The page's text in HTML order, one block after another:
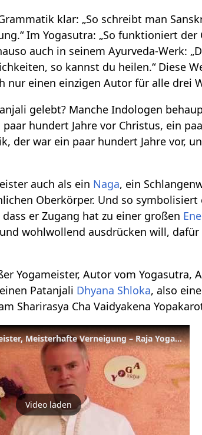
klar: „So schreibt man
Im Yogasutra: „So funktioniert
auch in seinem Ayurveda-Werk:
so kannst du heilen.“ Diese
nur einen einzigen Autor für alle drei
gelebt? Manche Indologen
hundert Jahre vor Christus, ein
der war ein paar hundert Jahre vor,
auch als ein Naga, ein
Oberkörper. Und so symbolisiert
er Zugang hat zu einer großen
wohlwollend ausdrücken will,
Yogameister, Autor vom
Patanjali Dhyana Shloka, also
Sharirasya Cha Vaidyakena
Patanjali - Grosser Meister, Meisterhafte Verneigung – Raja Yoga Wörterbuch
Video laden